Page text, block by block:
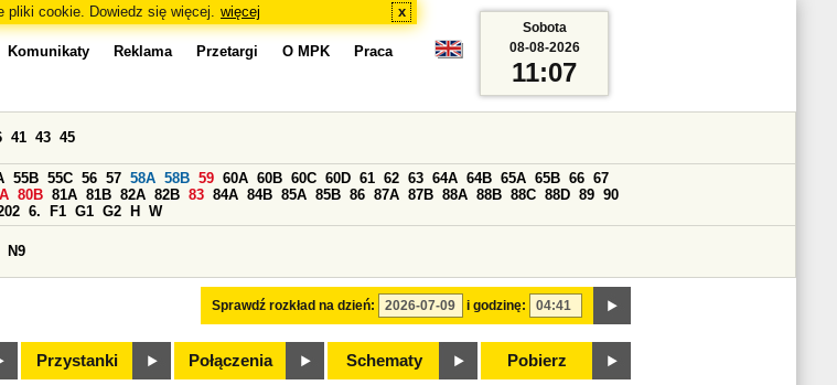
pliki cookie. Dowiedz się więcej. więcej x
Komunikaty Reklama Przetargi O MPK Praca
Sprawdź rozkład na dzień: i godzinę:
41 43 45
55B 55C 56 57 58A 58B 59 60A 60B 60C 60D 61 62 63 64A 64B 65A 65B 66 67
80B 81A 81B 82A 82B 83 84A 84B 85A 85B 86 87A 87B 88A 88B 88C 88D 89 90
6. F1 G1 G2 H W
N9
Przystanki Połączenia Schematy Pobierz
Sobota
08-08-2026
11:07